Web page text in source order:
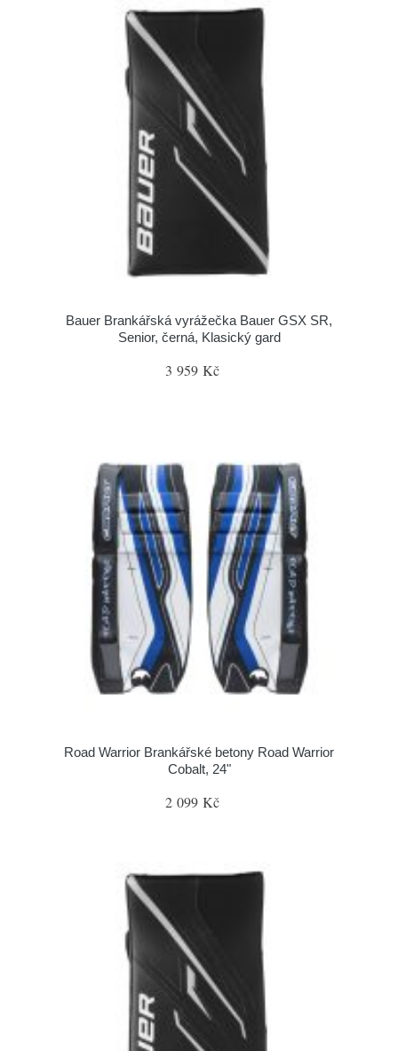
Bauer Brankářská vyrážečka Bauer GSX SR,
Senior, černá, Klasický gard
3 959 Kč
Road Warrior Brankářské betony Road Warrior
Cobalt, 24"
2 099 Kč